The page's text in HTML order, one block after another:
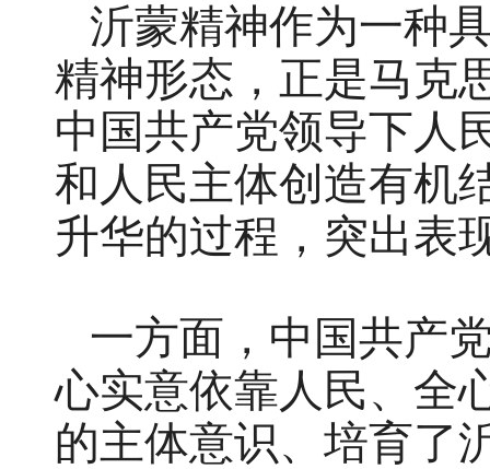
沂蒙精神作为一种
精神形态，正是马克
中国共产党领导下人
和人民主体创造有机
升华的过程，突出表
一方面，中国共产
心实意依靠人民、全
的主体意识、培育了